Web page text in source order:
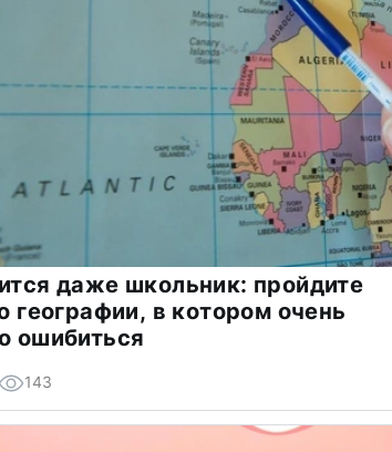
даже школьник: пройдите
географии, в котором очень
ошибиться
143